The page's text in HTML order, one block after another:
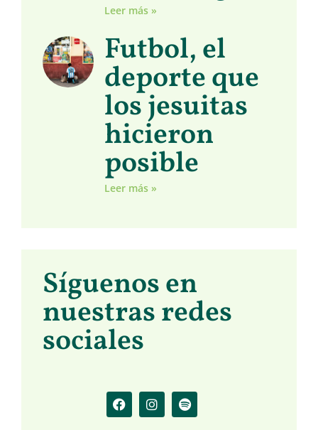
Leer más »
Futbol, el
deporte que
los jesuitas
hicieron
posible
Leer más »
Síguenos en
nuestras redes
sociales